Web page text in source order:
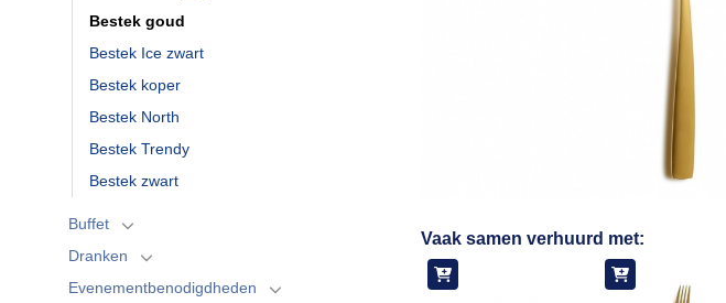
Bestek goud
Bestek Ice zwart
Bestek koper
Bestek North
Bestek Trendy
Bestek zwart
Buffet
Dranken
Evenementbenodigdheden
Vaak samen verhuurd met: